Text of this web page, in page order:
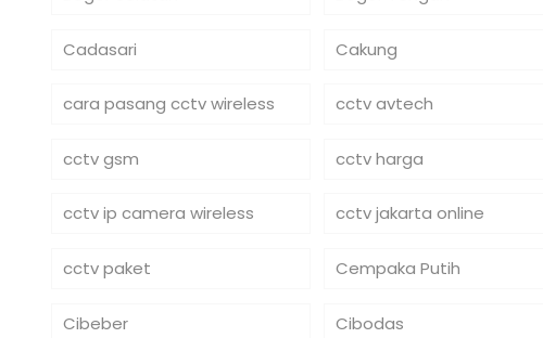
Cadasari Cakung
cara pasang cctv wireless cctv avtech
cctv gsm cctv harga
cctv ip camera wireless cctv jakarta online
cctv paket Cempaka Putih
Cibeber Cibodas